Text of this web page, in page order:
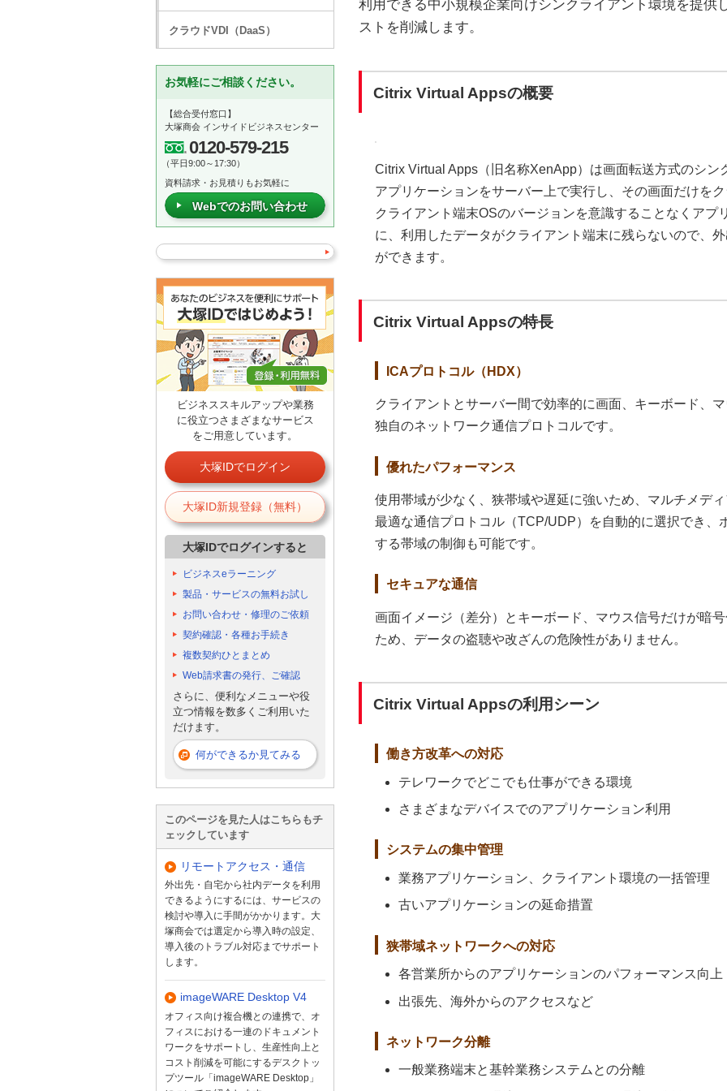
利用できる中小規模企業向けシンクライアント環境を提供
ストを削減します。
Citrix Virtual Appsの概要
Citrix Virtual Apps（旧名称XenApp）は画面転送方式のシン
アプリケーションをサーバー上で実行し、その画面だけを
クライアント端末OSのバージョンを意識することなくアプ
に、利用したデータがクライアント端末に残らないので、
ができます。
Citrix Virtual Appsの特長
ICAプロトコル（HDX）
クライアントとサーバー間で効率的に画面、キーボード、
独自のネットワーク通信プロトコルです。
優れたパフォーマンス
使用帯域が少なく、狭帯域や遅延に強いため、マルチメデ
最適な通信プロトコル（TCP/UDP）を自動的に選択でき、
する帯域の制御も可能です。
セキュアな通信
画面イメージ（差分）とキーボード、マウス信号だけが暗
ため、データの盗聴や改ざんの危険性がありません。
Citrix Virtual Appsの利用シーン
働き方改革への対応
テレワークでどこでも仕事ができる環境
さまざまなデバイスでのアプリケーション利用
システムの集中管理
業務アプリケーション、クライアント環境の一括管理
古いアプリケーションの延命措置
狭帯域ネットワークへの対応
各営業所からのアプリケーションのパフォーマンス向上
出張先、海外からのアクセスなど
ネットワーク分離
一般業務端末と基幹業務システムとの分離
クラウドVDI（DaaS）
お気軽にご相談ください。
【総合受付窓口】
大塚商会 インサイドビジネスセンター
0120-579-215
（平日9:00～17:30）
資料請求・お見積りもお気軽に
Webでのお問い合わせ
ビジネススキルアップや業務
に役立つさまざまなサービス
をご用意しています。
大塚IDでログイン
大塚ID新規登録（無料）
大塚IDでログインすると
ビジネスeラーニング
製品・サービスの無料お試し
お問い合わせ・修理のご依頼
契約確認・各種お手続き
複数契約ひとまとめ
Web請求書の発行、ご確認
さらに、便利なメニューや役
立つ情報を数多くご利用いた
だけます。
何ができるか見てみる
このページを見た人はこちらもチ
ェックしています
リモートアクセス・通信
外出先・自宅から社内データを利用
できるようにするには、サービスの
検討や導入に手間がかかります。大
塚商会では選定から導入時の設定、
導入後のトラブル対応までサポート
します。
imageWARE Desktop V4
オフィス向け複合機との連携で、オ
フィスにおける一連のドキュメント
ワークをサポートし、生産性向上と
コスト削減を可能にするデスクトッ
プツール「imageWARE Desktop」